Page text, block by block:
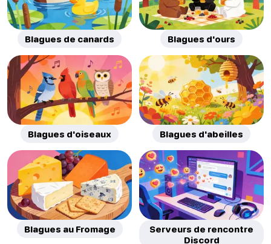
Blagues de canards Blagues d'ours
Blagues d'oiseaux Blagues d'abeilles
Blagues au Fromage
Serveurs de rencontre
Discord